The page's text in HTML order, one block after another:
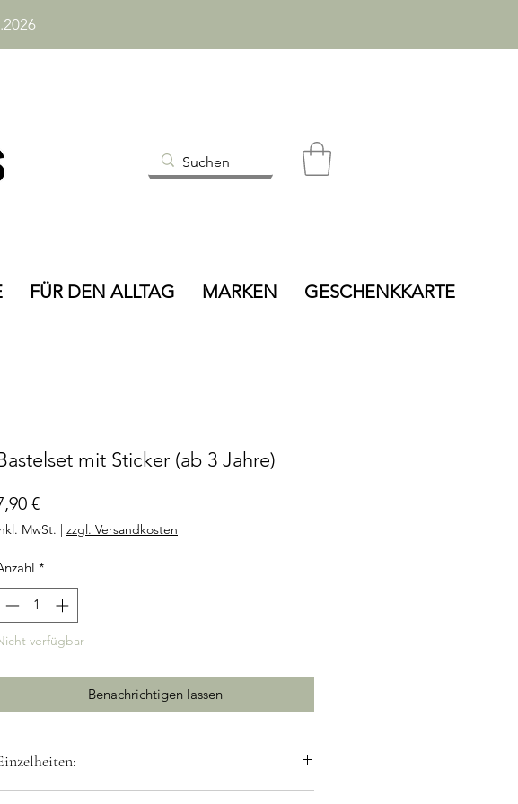
FÜR DEN ALLTAG MARKEN GESCHENKKARTE
mit Sticker (ab 3 Jahre)
€Preis
MwSt. | zzgl. Versandkosten
*
verfügbar
Benachrichtigen lassen